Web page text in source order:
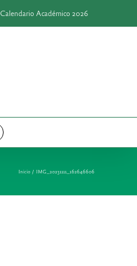
Calendario Académico 2026
Inicio IMG_20231111_162646606